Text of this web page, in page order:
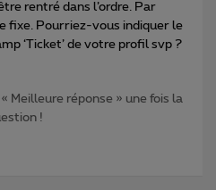
rentré dans l’ordre. Par
fixe. Pourriez-vous indiquer le
‘Ticket’ de votre profil svp ?
Meilleure réponse » une fois la
!